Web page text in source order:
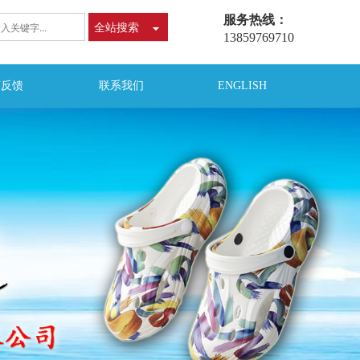
全站搜索
服务热线：
13859769710
馈 联系我们 ENGLISH